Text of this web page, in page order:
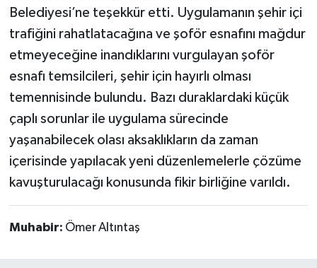
Belediyesi’ne teşekkür etti. Uygulamanın şehir içi
trafiğini rahatlatacağına ve şoför esnafını mağdur
etmeyeceğine inandıklarını vurgulayan şoför
esnafı temsilcileri, şehir için hayırlı olması
temennisinde bulundu. Bazı duraklardaki küçük
çaplı sorunlar ile uygulama sürecinde
yaşanabilecek olası aksaklıkların da zaman
içerisinde yapılacak yeni düzenlemelerle çözüme
kavuşturulacağı konusunda fikir birliğine varıldı.
Muhabir: Ömer Altıntaş